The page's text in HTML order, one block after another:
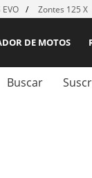
Zontes 125 X
DE MOTOS
Buscar